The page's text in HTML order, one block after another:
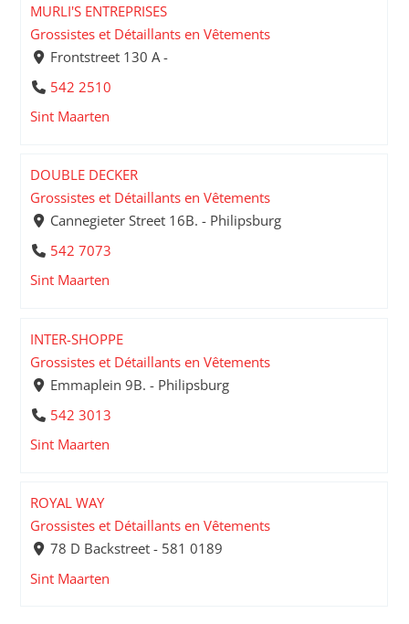
MURLI'S ENTREPRISES
Grossistes et Détaillants en Vêtements
Frontstreet 130 A -
542 2510
Sint Maarten
DOUBLE DECKER
Grossistes et Détaillants en Vêtements
Cannegieter Street 16B. - Philipsburg
542 7073
Sint Maarten
INTER-SHOPPE
Grossistes et Détaillants en Vêtements
Emmaplein 9B. - Philipsburg
542 3013
Sint Maarten
ROYAL WAY
Grossistes et Détaillants en Vêtements
78 D Backstreet - 581 0189
Sint Maarten